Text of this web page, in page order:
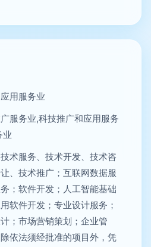
用服务业
服务业,科技推广和应用服务
业
术服务、技术开发、技术咨
、技术推广；互联网数据服
；软件开发；人工智能基础
软件开发；专业设计服务；
；市场营销策划；企业管
依法须经批准的项目外，凭